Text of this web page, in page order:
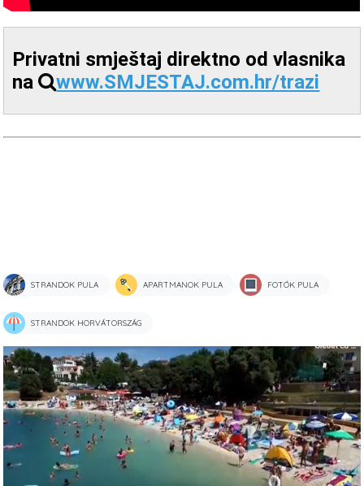
Privatni smještaj direktno od vlasnika
na
www.SMJESTAJ.com.hr/trazi
STRANDOK PULA APARTMANOK PULA FOTÓK PULA
STRANDOK HORVÁTORSZÁG